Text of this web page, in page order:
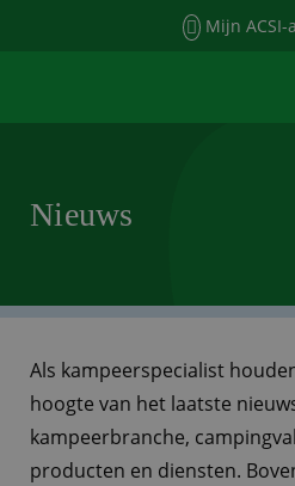
Mijn ACSI-
VOOR CAMPINGS
ACSI WEBSHOP
CONTACT
Nieuws
Als kampeerspecialist
hoogte van het laatste
kampeerbranche,
producten en diensten.